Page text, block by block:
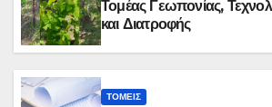
Τομέας Γεωπονίας,
και Διατροφής
ΤΟΜΕΊΣ